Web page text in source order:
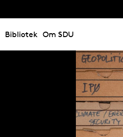
Bibliotek Om SDU